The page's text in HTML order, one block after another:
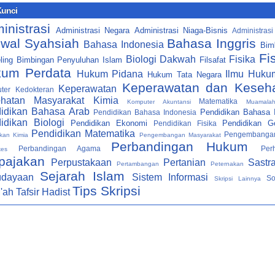
tingkat rentabilitas, solvabilitas, dan likuiditas dari suatu
sehingga penggolongannya pun akan mengikuti tujuan tersebut.
rasio keuangan dapat membantu para pelaku bisnis, pihak
dan para pemakai laporan keuangan lainnya dalam menilai kinerja
suatu perusahaan tidak terkecuali rumah sakit.
Administrasi Negara Administrasi Niaga-Bisnis
Syahsiah Bahasa Indonesia Bahasa Inggris
Bimbingan Penyuluhan Islam Biologi Dakwah Filsafat Fisika
Perdata
Hukum Pidana Hukum Tata Negara Ilmu
Kedokteran Keperawatan Keperawatan dan
Masyarakat Kimia Komputer Akuntansi Matematika Muamalah
Bahasa Arab Pendidikan Bahasa Indonesia Pendidikan Bahasa
Biologi Pendidikan Ekonomi Pendidikan Fisika Pendidikan
Kimia Pendidikan Matematika Pengembangan Masyarakat
Perbandingan Agama Perbandingan Hukum
Perpustakaan Pertambangan Pertanian Peternakan
Sejarah Islam Sistem Informasi Skripsi Lainnya
Tafsir Hadist Tips Skripsi